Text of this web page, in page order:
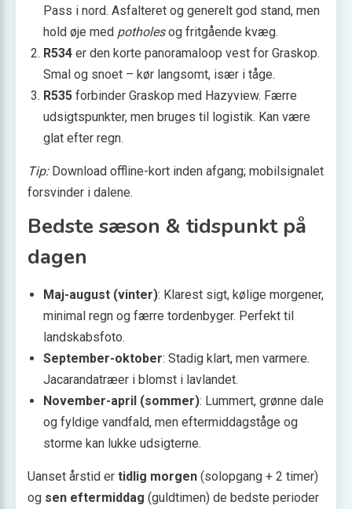
Pass i nord. Asfalteret og generelt god stand, men
hold øje med potholesog fritgående kvæg.
R534 er den korte panoramaloop vest for Graskop.
Smal og snoet – kør langsomt, især i tåge.
R535 forbinder Graskop med Hazyview. Færre
udsigtspunkter, men bruges til logistik. Kan være
glat efter regn.
Tip:Download offline-kort inden afgang; mobilsignalet
forsvinder i dalene.
Bedste sæson & tidspunkt på
dagen
Maj-august (vinter): Klarest sigt, kølige morgener,
minimal regn og færre tordenbyger. Perfekt til
landskabsfoto.
September-oktober: Stadig klart, men varmere.
Jacarandatræer i blomst i lavlandet.
November-april (sommer): Lummert, grønne dale
og fyldige vandfald, men eftermiddagståge og
storme kan lukke udsigterne.
Uanset årstid er tidlig morgen (solopgang + 2 timer)
og sen eftermiddag (guldtimen) de bedste perioder